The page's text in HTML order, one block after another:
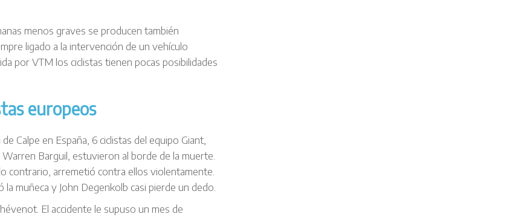
menos graves se producen también
ligado a la intervención de un vehículo
por VTM los ciclistas tienen pocas posibilidades
europeos
Calpe en España, 6 ciclistas del equipo Giant,
Barguil, estuvieron al borde de la muerte.
contrario, arremetió contra ellos violentamente.
muñeca y John Degenkolb casi pierde un dedo.
El accidente le supuso un mes de